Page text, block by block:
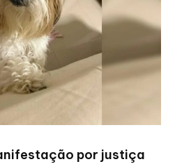
por justiça